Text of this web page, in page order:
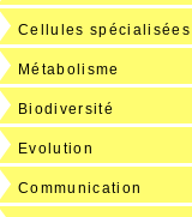
Cellules spécialisées
Métabolisme
Biodiversité
Evolution
Communication